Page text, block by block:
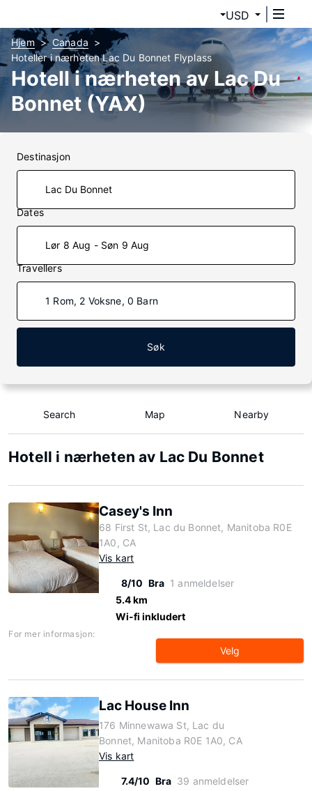
USD
Hjem
Canada
Hoteller i nærheten Lac Du Bonnet Flyplass
Hotell i nærheten av Lac Du
Bonnet (YAX)
Destinasjon
Dates
Lør 8 Aug - Søn 9 Aug
Travellers
1 Rom, 2 Voksne, 0 Barn
Søk
Search Map Nearby
Hotell i nærheten av Lac Du Bonnet
Casey's Inn
68 First St, Lac du Bonnet, Manitoba R0E
1A0, CA
Vis kart
8/10 Bra 1 anmeldelser
5.4 km
Wi-fi inkludert
For mer informasjon:
Velg
Lac House Inn
176 Minnewawa St, Lac du
Bonnet, Manitoba R0E 1A0, CA
Vis kart
7.4/10 Bra 39 anmeldelser